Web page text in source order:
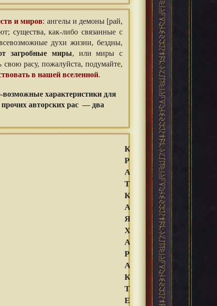
и миров: ангелы и демоны [рай,
существа, как-либо связанные с
духи жизни, бездны,
загробные миры, или миры с
расу, пожалуйста, подумайте,
в нашей вселенной.
характеристики для
прочих авторских рас — два
К
Р
А
Т
К
А
Я
Х
А
Р
А
К
Т
Е